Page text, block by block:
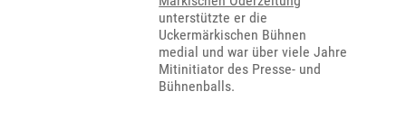
unterstützte er die
Uckermärkischen Bühnen
medial und war über viele Jahre
Mitinitiator des Presse- und
Bühnenballs.